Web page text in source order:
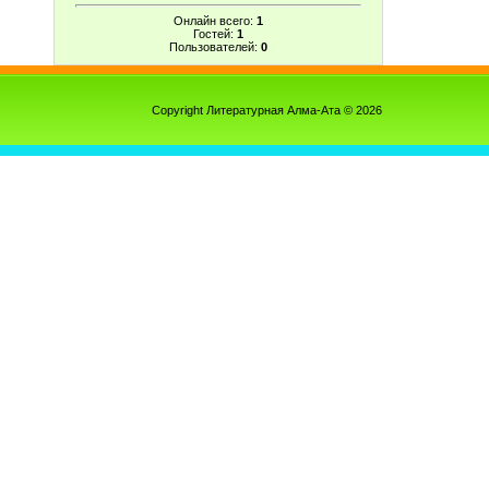
Онлайн всего: 1
Гостей: 1
Пользователей: 0
Copyright Литературная Алма-Ата © 2026